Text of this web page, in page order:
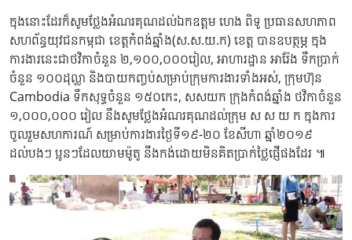
ក្នុងនោះដែរក៏សូមថ្លែងអំណរគុណដល់ឯកឧត្តម ហេង ពិទូ ប្រធានសហភាព
សហព័ន្ធយុវជនកម្ពុជា ខេត្តកំពង់ឆ្នាំង(ស.ស.យ.ក) ខេត្ត បានឧបត្ថម្ភ ក្នុង
ការងារនេះជាថវិកាចំនួន ២,១០០,០០០រៀល, អាហារដ្ឋាន អារ៉ែង ទឹកប្រាក់
ចំនួន ១០០ដុល្លា និងបាយកញ្ចប់សម្រាប់ក្រុមការងារទាំងអស់, ក្រុមហ៊ុន
Cambodia ទឹកសុទ្ធចំនួន ១៥០កេះ, សសយក ក្រុងកំពង់ឆ្នាំង ថវិកាចំនួន
១,០០០,០០០ រៀល នឹងសូមថ្លែងអំណរគុណដល់ក្រុម ស ស យ ក ក្នុងការ
ចូលរួមសហការណ៍ សម្រាប់ការងារថ្ងៃទី១៩-២០ ខែសីហា ឆ្នាំ២០១៩
ដល់បងៗ ប្អូនៗដែលយាមម៉ូតូ នឹងកង់ដោយមិនគិតប្រាក់ថ្លៃផ្ញើផងដែរ ៕